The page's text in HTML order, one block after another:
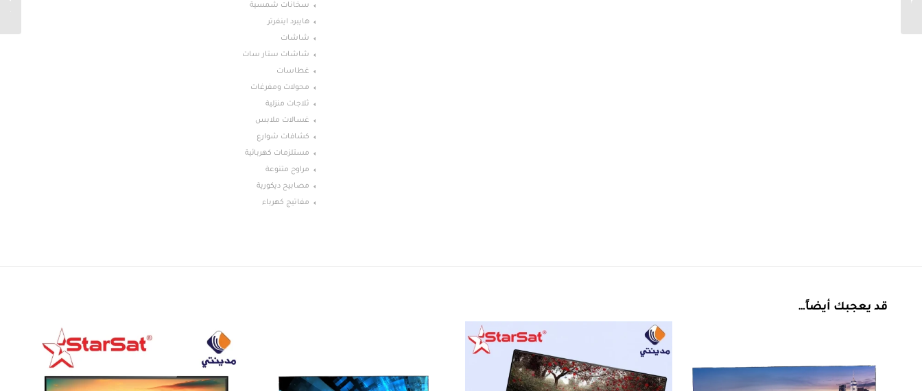
سخانات شمسية
هايبرد اينفرتر
شاشات
شاشات ستار سات
غطاسات
محولات ومفرغات
ثلاجات منزلية
غسالات ملابس
كشافات شوارع
مستلزمات كهربائية
مراوح متنوعة
مصابيح ديكورية
مفاتيج كهرباء
قد يعجبك أيضاً…